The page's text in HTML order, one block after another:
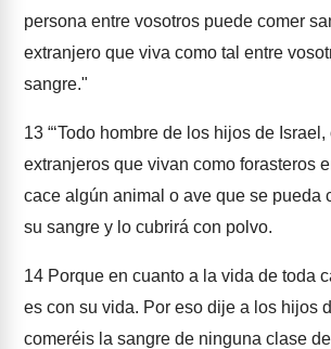
persona entre vosotros puede comer
extranjero que viva como tal entre
sangre."
13 “‘Todo hombre de los hijos de
extranjeros que vivan como forasteros
cace algún animal o ave que se pueda
su sangre y lo cubrirá con polvo.
14 Porque en cuanto a la vida de toda
es con su vida. Por eso dije a los hijos
comeréis la sangre de ninguna clase